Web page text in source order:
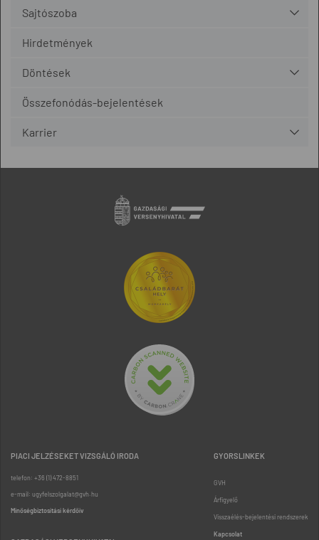
Sajtószoba
Hirdetmények
Döntések
Összefonódás-bejelentések
Karrier
PIACI JELZÉSEKET VIZSGÁLÓ IRODA
telefon: +36 (1) 472-8851
e-mail: ugyfelszolgalat@gvh.hu
Minőségbiztosítási kérdőív
GYORSLINKEK
GVH
Árfigyelő
Visszaélés-bejelentési rendszerek
Kapcsolat